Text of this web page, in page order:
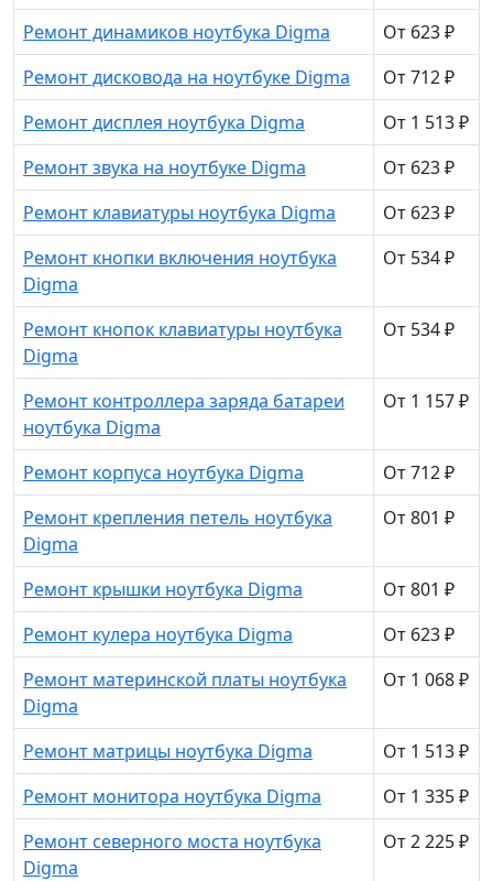
Ремонт динамиков ноутбука Digma
От 623 ₽
Ремонт дисковода на ноутбуке Digma
От 712 ₽
Ремонт дисплея ноутбука Digma
От 1 513 ₽
Ремонт звука на ноутбуке Digma
От 623 ₽
Ремонт клавиатуры ноутбука Digma
От 623 ₽
Ремонт кнопки включения ноутбука
Digma
От 534 ₽
Ремонт кнопок клавиатуры ноутбука
Digma
От 534 ₽
Ремонт контроллера заряда батареи
ноутбука Digma
От 1 157 ₽
Ремонт корпуса ноутбука Digma
От 712 ₽
Ремонт крепления петель ноутбука
Digma
От 801 ₽
Ремонт крышки ноутбука Digma
От 801 ₽
Ремонт кулера ноутбука Digma
От 623 ₽
Ремонт материнской платы ноутбука
Digma
От 1 068 ₽
Ремонт матрицы ноутбука Digma
От 1 513 ₽
Ремонт монитора ноутбука Digma
От 1 335 ₽
Ремонт северного моста ноутбука
Digma
От 2 225 ₽